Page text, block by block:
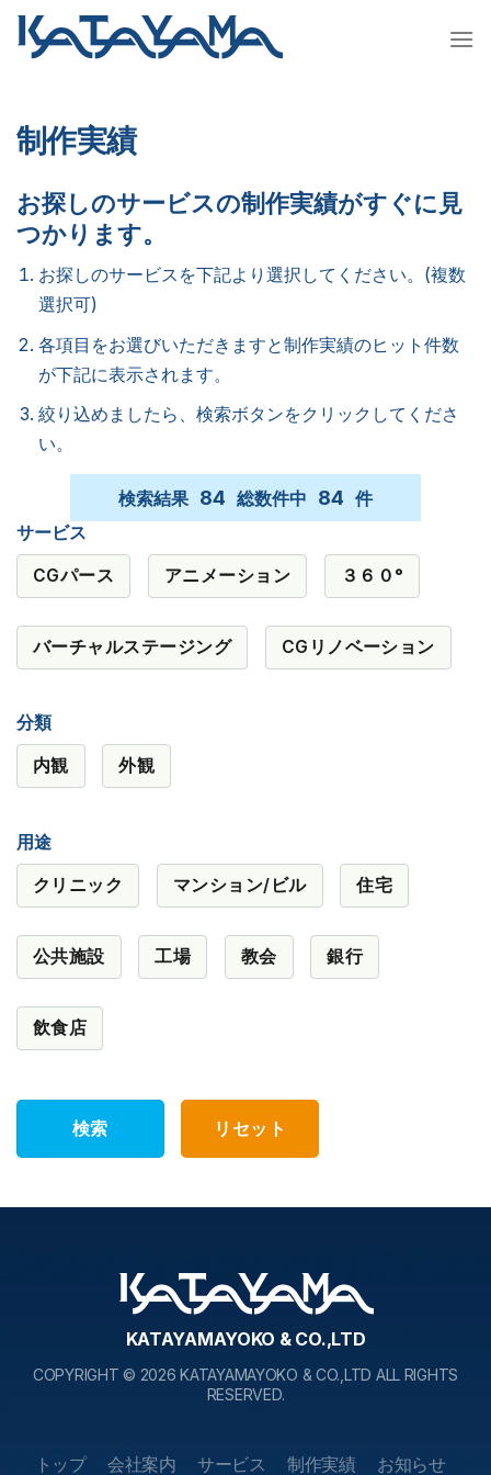
Skip
content
制作実績
お探しのサービスの制作実績がすぐに見
つかります。
お探しのサービスを下記より選択してください。(複数
選択可)
各項目をお選びいただきますと制作実績のヒット件数
が下記に表示されます。
絞り込めましたら、検索ボタンをクリックしてくださ
い。
検索結果 84 総数件中 84 件
サービス
CGパース アニメーション ３６０°
バーチャルステージング CGリノベーション
分類
内観 外観
用途
クリニック マンション/ビル 住宅
公共施設 工場 教会 銀行
飲食店
検索 リセット
KATAYAMAYOKO & CO.,LTD
COPYRIGHT © 2026 KATAYAMAYOKO & CO.,LTD ALL RIGHTS
RESERVED.
トップ 会社案内 サービス 制作実績 お知らせ